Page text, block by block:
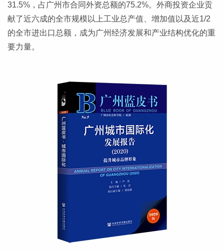
31.5%，占广州市合同外资总额的75.2%。外商投资企业贡
献了近六成的全市规模以上工业总产值、增加值以及近1/2
的全市进出口总额，成为广州经济发展和产业结构优化的重
要力量。